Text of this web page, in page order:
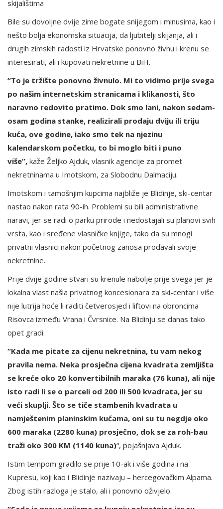
skijalištima
Bile su dovoljne dvije zime bogate snijegom i minusima, kao i
nešto bolja ekonomska situacija, da ljubitelji skijanja, ali i
drugih zimskih radosti iz Hrvatske ponovno živnu i krenu se
interesirati, ali i kupovati nekretnine u BiH.
“To je tržište ponovno živnulo. Mi to vidimo prije svega
po našim internetskim stranicama i klikanosti, što
naravno redovito pratimo. Dok smo lani, nakon sedam-
osam godina stanke, realizirali prodaju dviju ili triju
kuća, ove godine, iako smo tek na njezinu
kalendarskom početku, to bi moglo biti i puno
više”, kaže Željko Ajduk, vlasnik agencije za promet
nekretninama u Imotskom, za Slobodnu Dalmaciju.
Imotskom i tamošnjim kupcima najbliže je Blidinje, ski-centar
nastao nakon rata 90-ih. Problemi su bili administrativne
naravi, jer se radi o parku prirode i nedostajali su planovi svih
vrsta, kao i sređene vlasničke knjige, tako da su mnogi
privatni vlasnici nakon početnog zanosa prodavali svoje
nekretnine.
Prije dvije godine stvari su krenule nabolje prije svega jer je
lokalna vlast našla privatnog koncesionara za ski-centar i više
nije lutrija hoće li raditi četverosjed i liftovi na obroncima
Risovca između Vrana i Čvrsnice. Na Blidinju se danas tako
opet gradi.
“Kada me pitate za cijenu nekretnina, tu vam nekog
pravila nema. Neka prosječna cijena kvadrata zemljišta
se kreće oko 20 konvertibilnih maraka (76 kuna), ali nije
isto radi li se o parceli od 200 ili 500 kvadrata, jer su
veći skuplji. Što se tiče stambenih kvadrata u
namještenim planinskim kućama, oni su tu negdje oko
600 maraka (2280 kuna) prosječno, dok se za roh-bau
traži oko 300 KM (1140 kuna)“, pojašnjava Ajduk.
Istim tempom gradilo se prije 10-ak i više godina i na
Kupresu, koji kao i Blidinje nazivaju – hercegovačkim Alpama.
Zbog istih razloga je stalo, ali i ponovno oživjelo.